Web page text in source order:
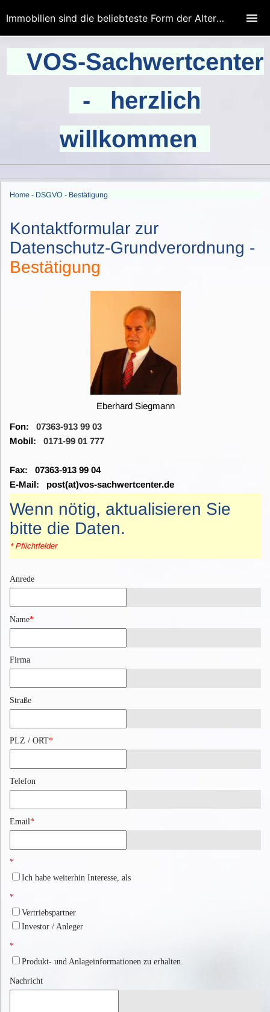
VOS-Sachwertcenter
- herzlich
willkommen
Home - DSGVO - Bestätigung
Kontaktformular zur
Datenschutz-Grundverordnung -
Bestätigung
Eberhard Siegmann
Fon: 07363-913 99 03
Mobil: 0171-99 01 777
Fax: 07363-913 99 04
E-Mail: post(at)vos-sachwertcenter.de
Wenn nötig, aktualisieren Sie
bitte die Daten.
* Pflichtfelder
Anrede
Name*
Firma
Straße
PLZ / ORT*
Telefon
Email*
*
Ich habe weiterhin Interesse, als
*
Vertriebspartner
Investor / Anleger
*
Produkt- und Anlageinformationen zu erhalten.
Nachricht
Immobilien sind die beliebteste Form der Altersvorsorge.